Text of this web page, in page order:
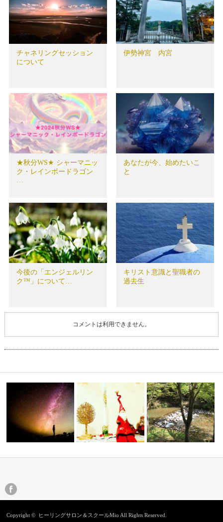
チャネリングセッション
について
伊勢神宮 内宮
★秋分WS★ シャーマニッ
ク・レインボードラゴン
あなたが今、始めたいこ
と
今後の「エンジェルリン
ク™」について…
キリスト意識と聖職者の
過去生
コメントは利用できません。
宇宙から降りてきた羅針盤
Copyright © ヒーリングサロン＆スクールMio All Rights Reserved.